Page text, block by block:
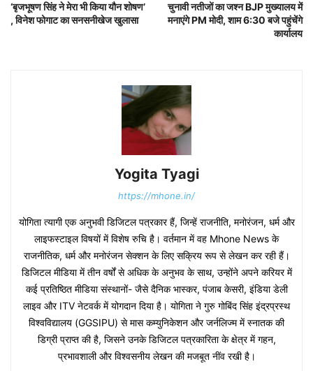
‘बृजभूषण सिंह ने मेरा भी किया यौन शोषण’
, विनेश फोगाट का सनसनीखेज खुलासा
चुनावी नतीजों का जश्न BJP मुख्यालय में
मनाएंगे PM मोदी, शाम 6:30 बजे पहुंचेंगे
कार्यालय
Yogita Tyagi
https://mhone.in/
योगिता त्यागी एक अनुभवी डिजिटल पत्रकार हैं, जिन्हें राजनीति, मनोरंजन, धर्म और
लाइफस्टाइल विषयों में विशेष रुचि है। वर्तमान में वह Mhone News के
राजनीतिक, धर्म और मनोरंजन सेक्शन के लिए सक्रिय रूप से लेखन कर रही हैं।
डिजिटल मीडिया में तीन वर्षों से अधिक के अनुभव के साथ, उन्होंने अपने करियर में
कई प्रतिष्ठित मीडिया संस्थानों- जैसे दैनिक भास्कर, पंजाब केसरी, इंडिया डेली
लाइव और ITV नेटवर्क में योगदान दिया है। योगिता ने गुरु गोबिंद सिंह इंद्रप्रस्थ
विश्वविद्यालय (GGSIPU) से मास कम्युनिकेशन और जर्नलिज्म में स्नातक की
डिग्री प्राप्त की है, जिसने उनके डिजिटल पत्रकारिता के क्षेत्र में गहन,
प्रभावशाली और विश्वसनीय लेखन की मजबूत नींव रखी है।